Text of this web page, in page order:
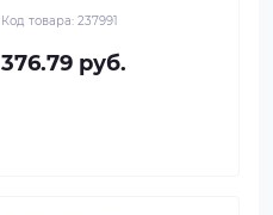
Код товара: 237991
376.79 руб.